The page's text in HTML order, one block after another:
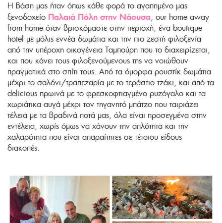
Η βάση μας ήταν όπως κάθε φορά το αγαπημένο μας
ξενοδοχείο Παλαιά Πόλη στην Νάουσα, our home away
from home όταν βρισκόμαστε στην περιοχή, ένα boutique
hotel με μόλις εννέα δωμάτια και την πιο ζεστή φιλοξενία
από την υπέροχη οικογένεια Ταμπούρη που το διαχειρίζεται,
και που κάνει τους φιλοξενούμενους της να νοιώθουν
πραγματικά στο σπίτι τους. Από τα όμορφα ρουστίκ δωμάτια
μέχρι το σαλόνι/τραπεζαρία με το τεράστιο τζάκι, και από τα
delicious πρωινά με το φρεσκοφτιαγμένο ρυζόγαλο και τα
χωριάτικα αυγά μέχρι τον τηγανητό μπάτζο που ταιριάζει
τέλεια με τα βραδινά ποτά μας, όλα είναι προσεγμένα στην
εντέλεια, χωρίς όμως να χάνουν την απλότητα και την
χαλαρότητα που είναι απαραίτητες σε τέτοιου είδους
διακοπές.